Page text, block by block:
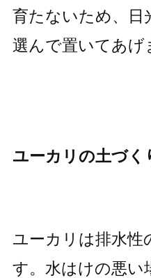
育たないため、日
選んで置いてあげ
ユーカリの土づく
ユーカリは排水性
す。水はけの悪い